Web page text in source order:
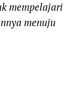
mempelajari
menuju